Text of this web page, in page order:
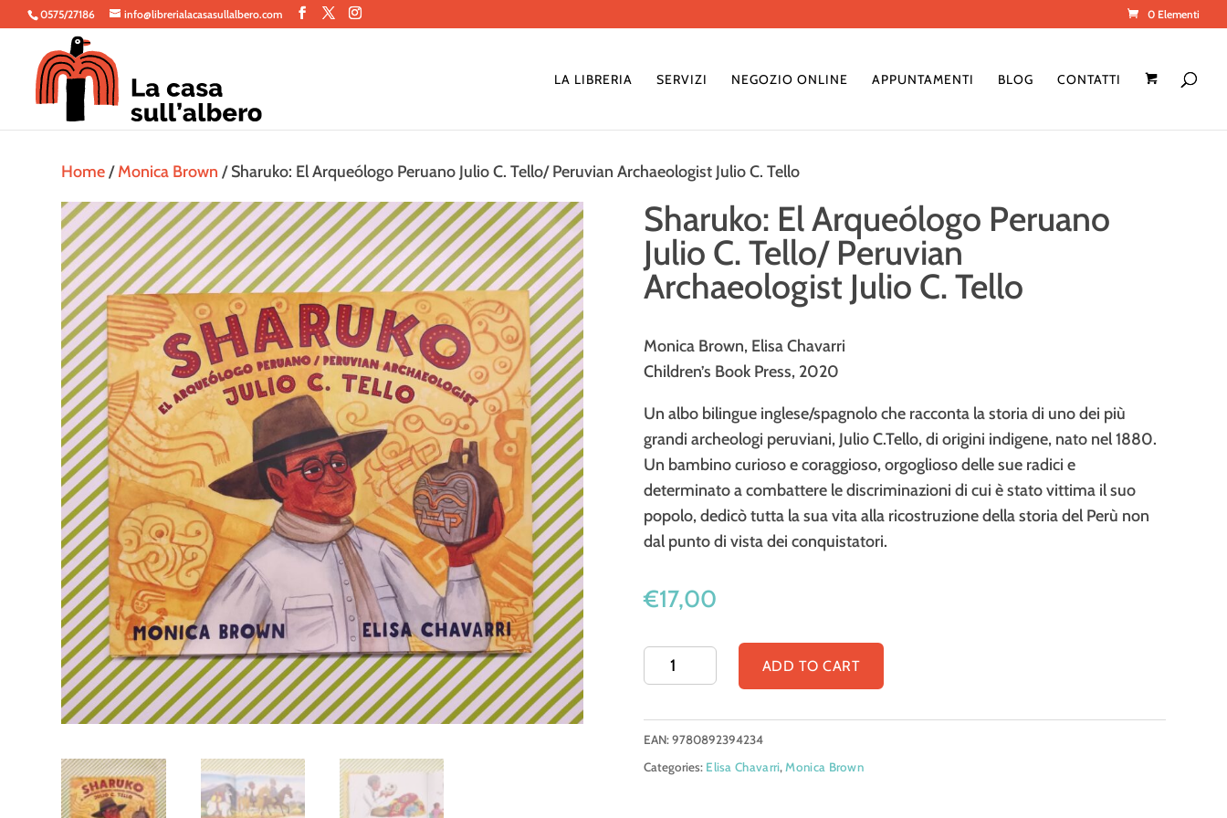
0575/27186 info@librerialacasasullalbero.com 0 Elementi
LA LIBRERIA SERVIZI NEGOZIO ONLINE APPUNTAMENTI BLOG CONTATTI
Home/Monica Brown / Sharuko: El Arqueólogo Peruano Julio C. Tello/ Peruvian Archaeologist Julio C. Tello
Sharuko: El Arqueólogo Peruano
Julio C. Tello/ Peruvian
Archaeologist Julio C. Tello
Monica Brown, Elisa Chavarri
Children’s Book Press, 2020
Un albo bilingue inglese/spagnolo che racconta la storia di uno dei più
grandi archeologi peruviani, Julio C.Tello, di origini indigene, nato nel 1880.
Un bambino curioso e coraggioso, orgoglioso delle sue radici e
determinato a combattere le discriminazioni di cui è stato vittima il suo
popolo, dedicò tutta la sua vita alla ricostruzione della storia del Perù non
dal punto di vista dei conquistatori.
€17,00
Sharuko:
El
Arqueólogo
Peruano
Julio
ADD TO CART
EAN:9780892394234
Categories: Elisa Chavarri,Monica Brown